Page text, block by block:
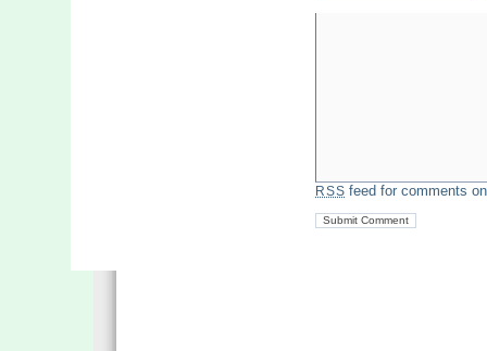
RSS feed for comments